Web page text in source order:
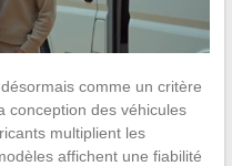
comme un critère
conception des véhicules
multiplient les
affichent une fiabilité